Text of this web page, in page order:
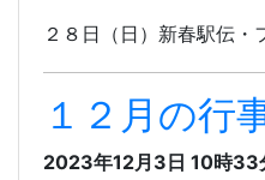
２８日（日）新春駅伝・
１２月の行
2023年12月3日 10時33